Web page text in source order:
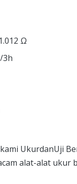
Ω
3h
UkurdanUji
alat-alat ukur